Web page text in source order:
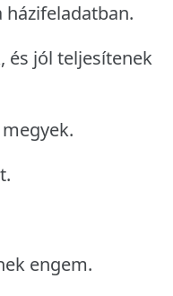
házifeladatban.
és jól teljesítenek
engem.